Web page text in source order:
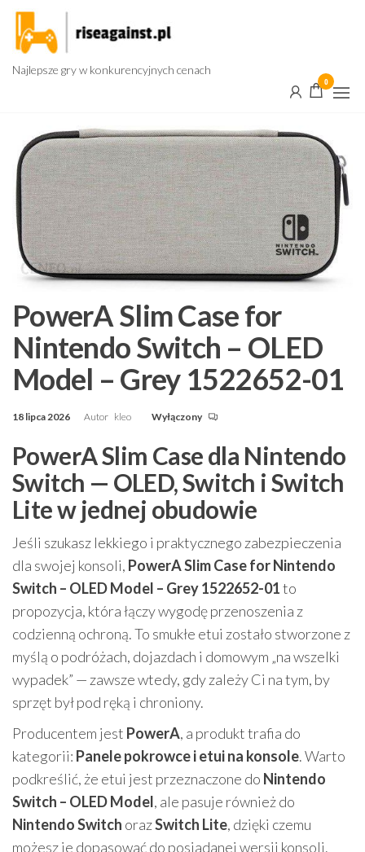
Przejdź
treści
Najlepsze gry w konkurencyjnych cenach
0
PowerA Slim Case for
Nintendo Switch – OLED
Model – Grey 1522652-01
18 lipca 2026 Autor kleo Wyłączony
PowerA Slim Case dla Nintendo
Switch — OLED, Switch i Switch
Lite w jednej obudowie
Jeśli szukasz lekkiego i praktycznego zabezpieczenia
dla swojej konsoli, PowerA Slim Case for Nintendo
Switch – OLED Model – Grey 1522652-01to
propozycja, która łączy wygodę przenoszenia z
codzienną ochroną. To smukłe etui zostało stworzone z
myślą o podróżach, dojazdach i domowym „na wszelki
wypadek” — zawsze wtedy, gdy zależy Ci na tym, by
sprzęt był pod ręką i chroniony.
Producentem jest PowerA, a produkt trafia do
kategorii: Panele pokrowce i etui na konsole. Warto
podkreślić, że etui jest przeznaczone do Nintendo
Switch – OLED Model, ale pasuje również do
Nintendo Switch orazSwitch Lite, dzięki czemu
możesz je dopasować do posiadanej wersji konsoli.